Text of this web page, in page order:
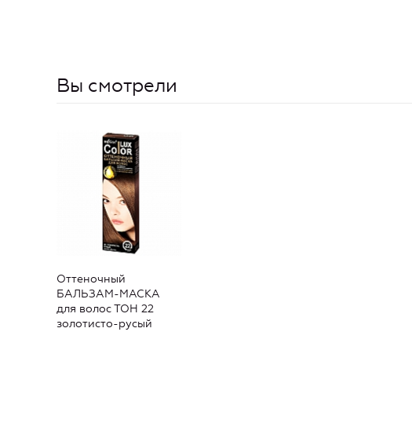
Вы смотрели
Оттеночный
БАЛЬЗАМ-МАСКА
для волос ТОН 22
золотисто-русый